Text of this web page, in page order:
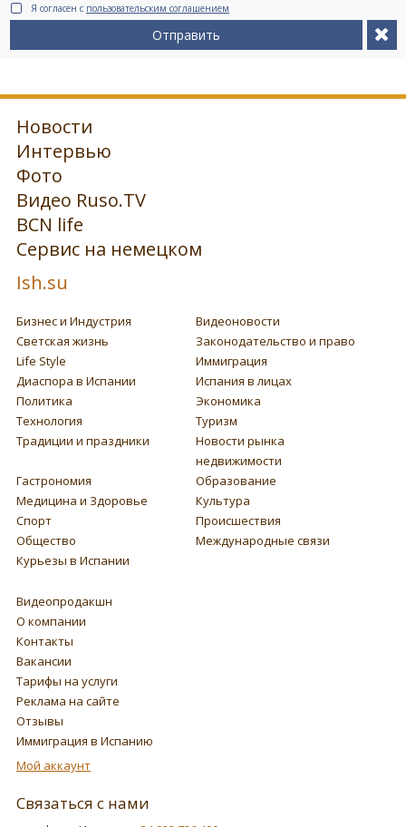
Я согласен с пользовательским соглашением
Отправить
Новости
Интервью
Фото
Видео Ruso.TV
BCN life
Сервис на немецком
Ish.su
Бизнес и Индустрия
Видеоновости
Светская жизнь
Законодательство и право
Life Style
Иммиграция
Диаспора в Испании
Испания в лицах
Политика
Экономика
Технология
Туризм
Традиции и праздники
Новости рынка
недвижимости
Гастрономия
Образование
Медицина и Здоровье
Культура
Спорт
Происшествия
Общество
Международные связи
Курьезы в Испании
Видеопродакшн
О компании
Контакты
Вакансии
Тарифы на услуги
Реклама на сайте
Отзывы
Иммиграция в Испанию
Мой аккаунт
Связаться с нами